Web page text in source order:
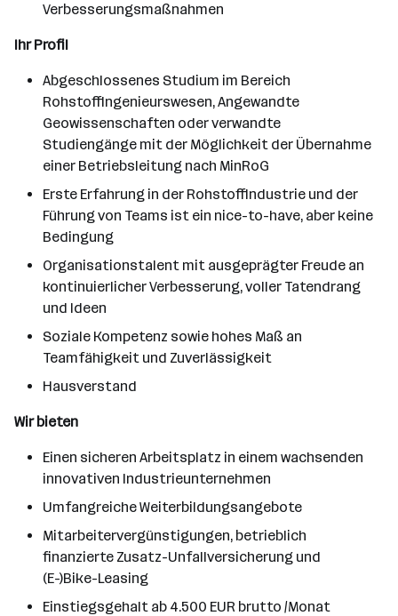
Verbesserungsmaßnahmen
Ihr Profil
Abgeschlossenes Studium im Bereich
Rohstoffingenieurswesen, Angewandte
Geowissenschaften oder verwandte
Studiengänge mit der Möglichkeit der Übernahme
einer Betriebsleitung nach MinRoG
Erste Erfahrung in der Rohstoffindustrie und der
Führung von Teams ist ein nice-to-have, aber keine
Bedingung
Organisationstalent mit ausgeprägter Freude an
kontinuierlicher Verbesserung, voller Tatendrang
und Ideen
Soziale Kompetenz sowie hohes Maß an
Teamfähigkeit und Zuverlässigkeit
Hausverstand
Wir bieten
Einen sicheren Arbeitsplatz in einem wachsenden
innovativen Industrieunternehmen
Umfangreiche Weiterbildungsangebote
Mitarbeitervergünstigungen, betrieblich
finanzierte Zusatz-Unfallversicherung und
(E-)Bike-Leasing
Einstiegsgehalt ab 4.500 EUR brutto /Monat